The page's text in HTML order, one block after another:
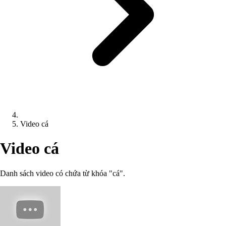
Video cá
Video cá
Danh sách video có chứa từ khóa "cá".